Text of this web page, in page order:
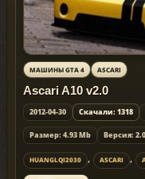
МАШИНЫ GTA 4 ASCARI
Ascari A10 v2.0
2012-04-30 Скачали: 1318
Размер: 4.93 Mb Версия: 2.0
HUANGLQI2030 , ASCARI ,